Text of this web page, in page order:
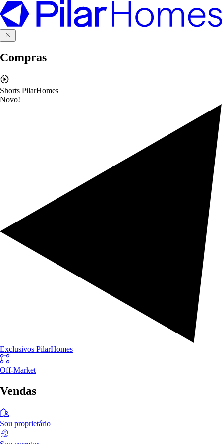
Compras
Shorts PilarHomes
Novo!
Exclusivos PilarHomes
Off-Market
Vendas
Sou proprietário